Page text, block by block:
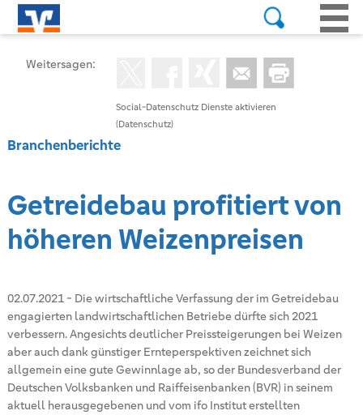
Social-Datenschutz Dienste aktivieren
(Datenschutz)
Weitersagen:
Branchenberichte
Getreidebau profitiert von
höheren Weizenpreisen
02.07.2021- Die wirtschaftliche Verfassung der im Getreidebau
engagierten landwirtschaftlichen Betriebe dürfte sich 2021
verbessern. Angesichts deutlicher Preissteigerungen bei Weizen
aber auch dank günstiger Ernteperspektiven zeichnet sich
allgemein eine gute Gewinnlage ab, so der Bundesverband der
Deutschen Volksbanken und Raiffeisenbanken (BVR) in seinem
aktuell herausgegebenen und vom ifo Institut erstellten